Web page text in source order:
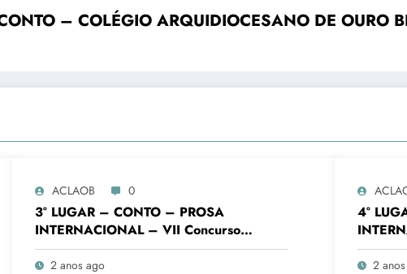
– COLÉGIO ARQUIDIOCESANO DE
ACLAOB 0
3° LUGAR – CONTO – PROSA
INTERNACIONAL – VII Concurso
Literário “Cidade de Ouro Branco”
2 anos ago
4°
2